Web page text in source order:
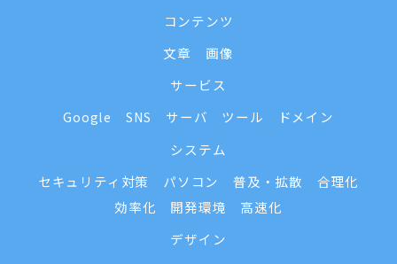
コンテンツ
文章
画像
サービス
Google
SNS サーバ ツール
ドメイン
システム
セキュリティ対策
パソコン 普及・拡散
合理化
効率化
開発環境
高速化
デザイン